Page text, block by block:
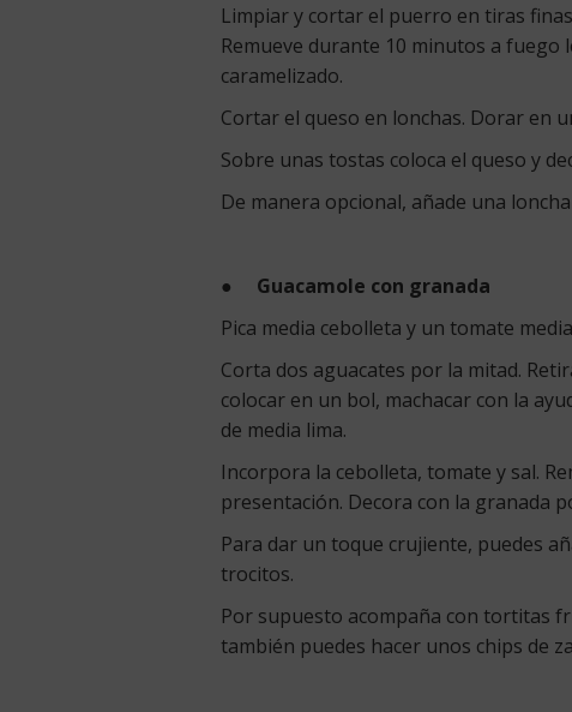
Limpiar y cortar el puerro en tiras
Remueve durante 10 minutos a fuego
caramelizado.
Cortar el queso en lonchas. Dorar en
Sobre unas tostas coloca el queso y
De manera opcional, añade una
● Guacamole con granada
Pica media cebolleta y un tomate
Corta dos aguacates por la mitad.
colocar en un bol, machacar con la
de media lima.
Incorpora la cebolleta, tomate y sal.
presentación. Decora con la granada
Para dar un toque crujiente, puedes
trocitos.
Por supuesto acompaña con tortitas
también puedes hacer unos chips de